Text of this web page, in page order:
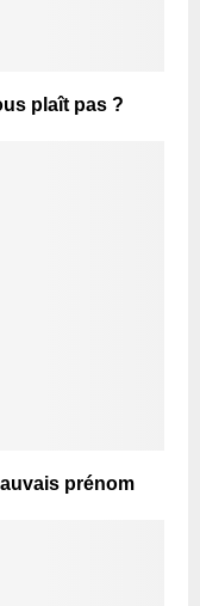
plaît pas ?
prénom